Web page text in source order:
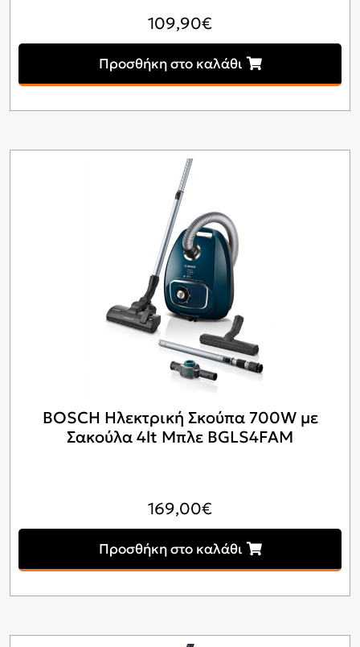
109,90€
Προσθήκη στο καλάθι
BOSCH Ηλεκτρική Σκούπα 700W με
Σακούλα 4lt Μπλε BGLS4FAM
169,00€
Προσθήκη στο καλάθι